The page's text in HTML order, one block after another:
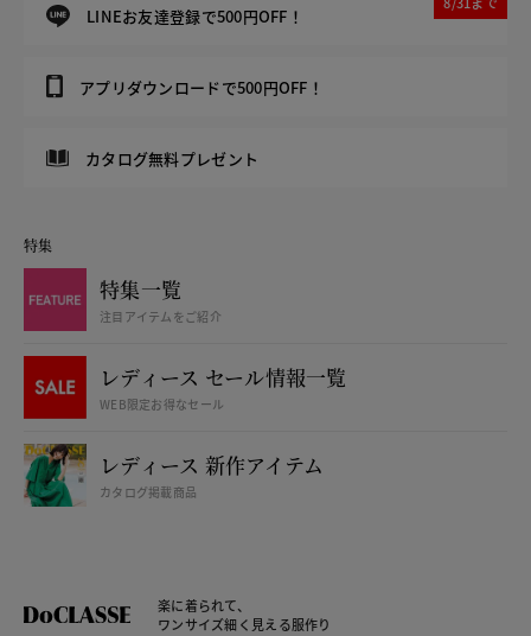
LINEお友達登録で500円OFF！
アプリダウンロードで500円OFF！
カタログ無料プレゼント
特集
特集一覧
注目アイテムをご紹介
レディース セール情報一覧
WEB限定お得なセール
レディース 新作アイテム
カタログ掲載商品
楽に着られて、
ワンサイズ細く見える服作り